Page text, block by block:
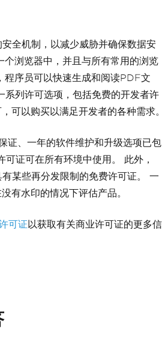
全机制，以减少威胁并确保数据安
个浏览器中，并且与所有常用的浏览
程序员可以快速生成和阅读PDF文
列许可选项，包括免费的开发者许
可以购买以满足开发者的各种需求。
证、一年的软件维护和升级选项已包
可证可在所有环境中使用。 此外，
某些再分发限制的免费许可证。 一
有水印的情况下评估产品。
可证 以获取有关商业许可证的更多信